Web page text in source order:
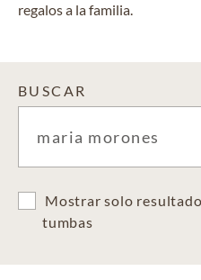
regalos a la familia.
BUSCAR
Mostrar solo
tumbas